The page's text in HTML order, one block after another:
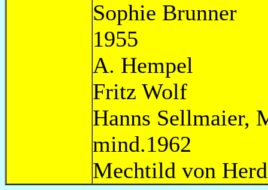
Sophie
1955
A.
Fritz
Hanns
mind.1962
Mechtild